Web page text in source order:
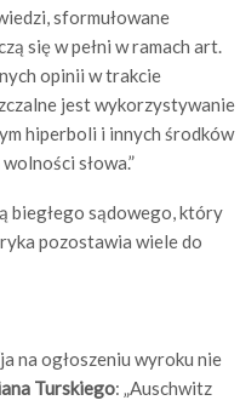
sformułowane
się w pełni w ramach art.
opinii w trakcie
jest wykorzystywanie
hiperboli i innych środków
słowa.”
biegłego sądowego, który
pozostawia wiele do
na ogłoszeniu wyroku nie
Turskiego: „Auschwitz